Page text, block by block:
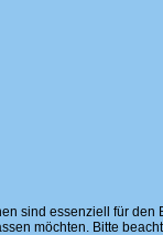
sind essenziell für
möchten. Bitte